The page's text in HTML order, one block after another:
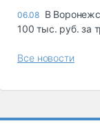
06.08 В
100 тыс. руб. за
Все новости